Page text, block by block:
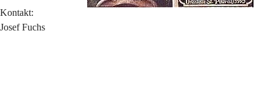
Kontakt:
Josef Fuchs